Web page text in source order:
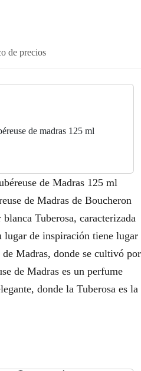
de precios
de madras 125 ml
de Madras 125 ml
de Madras de Boucheron
Tuberosa, caracterizada
lugar de inspiración tiene lugar
Madras, donde se cultivó por
de Madras es un perfume
donde la Tuberosa es la